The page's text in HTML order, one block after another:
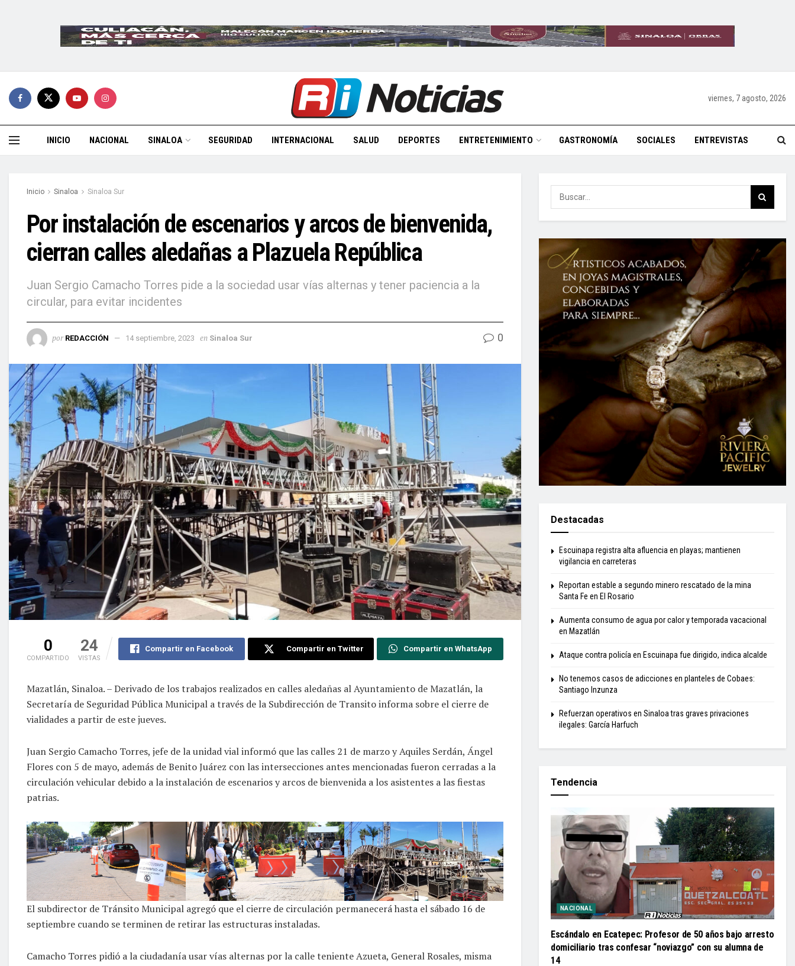
viernes, 7 agosto, 2026
INICIO NACIONAL SINALOA SEGURIDAD INTERNACIONAL SALUD DEPORTES ENTRETENIMIENTO GASTRONOMÍA SOCIALES ENTREVISTAS
Inicio Sinaloa Sinaloa Sur
Por instalación de escenarios y arcos de bienvenida,
cierran calles aledañas a Plazuela República
Juan Sergio Camacho Torres pide a la sociedad usar vías alternas y tener paciencia a la
circular, para evitar incidentes
por REDACCIÓN 14 septiembre, 2023 en Sinaloa Sur 0
0
COMPARTIDO
24
VISTAS
Compartir en Facebook Compartir en Twitter Compartir en WhatsApp
Mazatlán, Sinaloa. – Derivado de los trabajos realizados en calles aledañas al Ayuntamiento de Mazatlán, la
Secretaría de Seguridad Pública Municipal a través de la Subdirección de Transito informa sobre el cierre de
vialidades a partir de este jueves.
Juan Sergio Camacho Torres, jefe de la unidad vial informó que las calles 21 de marzo y Aquiles Serdán, Ángel
Flores con 5 de mayo, además de Benito Juárez con las intersecciones antes mencionadas fueron cerradas a la
circulación vehicular debido a la instalación de escenarios y arcos de bienvenida a los asistentes a las fiestas
patrias.
El subdirector de Tránsito Municipal agregó que el cierre de circulación permanecerá hasta el sábado 16 de
septiembre cuando se terminen de retirar las estructuras instaladas.
Camacho Torres pidió a la ciudadanía usar vías alternas por la calle teniente Azueta, General Rosales, misma
Destacadas
Escuinapa registra alta afluencia en playas; mantienen
vigilancia en carreteras
Reportan estable a segundo minero rescatado de la mina
Santa Fe en El Rosario
Aumenta consumo de agua por calor y temporada vacacional
en Mazatlán
Ataque contra policía en Escuinapa fue dirigido, indica alcalde
No tenemos casos de adicciones en planteles de Cobaes:
Santiago Inzunza
Refuerzan operativos en Sinaloa tras graves privaciones
ilegales: García Harfuch
Tendencia
NACIONAL
Escándalo en Ecatepec: Profesor de 50 años bajo arresto
domiciliario tras confesar “noviazgo” con su alumna de
14